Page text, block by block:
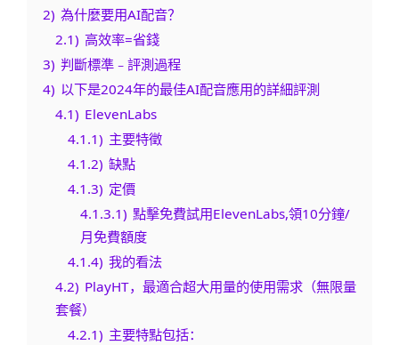
2) 為什麼要用AI配音？
2.1) 高效率=省錢
3) 判斷標準﹣評測過程
4) 以下是2024年的最佳AI配音應用的詳細評測
4.1) ElevenLabs
4.1.1) 主要特徵
4.1.2) 缺點
4.1.3) 定價
4.1.3.1) 點擊免費試用ElevenLabs,領10分鐘/
月免費額度
4.1.4) 我的看法
4.2) PlayHT，最適合超大用量的使用需求（無限量
套餐）
4.2.1) 主要特點包括：